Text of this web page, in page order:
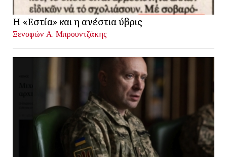
Η «Εστία» και η ανέστια ύβρις
Ξενοφών Α. Μπρουντζάκης